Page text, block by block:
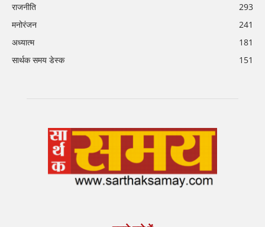
राजनीति
293
मनोरंजन
241
अध्यात्म
181
सार्थक समय डेस्क
151